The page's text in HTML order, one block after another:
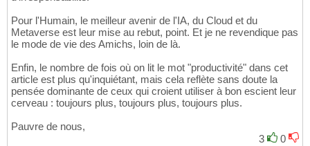
Pour l'Humain, le meilleur avenir de l'IA, du Cloud et du
Metaverse est leur mise au rebut, point. Et je ne revendique pas
le mode de vie des Amichs, loin de là.
Enfin, le nombre de fois où on lit le mot "productivité" dans cet
article est plus qu'inquiétant, mais cela reflète sans doute la
pensée dominante de ceux qui croient utiliser à bon escient leur
cerveau : toujours plus, toujours plus, toujours plus.
Pauvre de nous,
3
0